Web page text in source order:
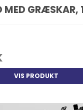
GRÆSKAR,
VIS PRODUKT